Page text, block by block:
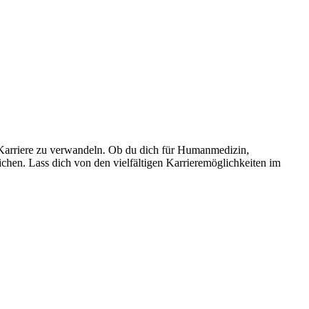
zu verwandeln. Ob du dich für Humanmedizin,
Lass dich von den vielfältigen Karrieremöglichkeiten im